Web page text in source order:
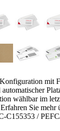
mit
wählbar im
Sie mehr
C155353 /